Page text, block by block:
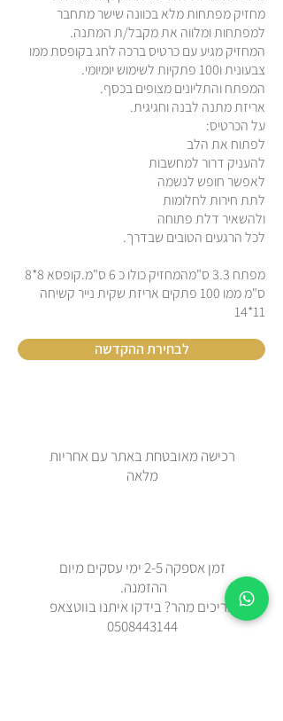
מחזיק מפתחות מלא בכוונה שישר מתחבר
למפתחות ומלווה את מקבל/ת המתנה.
המחזיק מגיע עם כרטיס ברכה לחג בקופסת ממו
צבעונית ו100 פתקיות לשימוש יומיומי.
המפתח והתליונים מצופים בכסף.
אריזת מתנה לבנה וחגיגית.
על הכרטיס:
לפתוח את הלב
להעניק דרור למחשבות
לאפשר חופש לנשמה
לתת חירות לחלומות
ולהשאיר דלת פתוחה
לכל הרגעים הטובים שבדרך.
מפתח 3.3 ס"מהמחזיק כולו כ 6 ס"מ.קופסא 8*8
ס"מ ממו 100 פתקים אריזת שקית נייר קשיחה
11*14
לבחירת ההקדשה
רכישה מאובטחת באתר עם אחריות
מלאה
זמן אספקה 2-5 ימי עסקים מיום
ההזמנה.
צריכים מהר? בידקו איתנו בווטצאפ
0508443144